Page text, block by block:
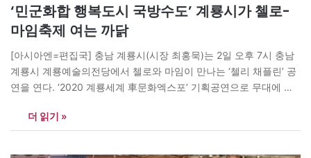
‘민군화합 행복도시 국방수도’ 계룡시가 첼로-
마임축제 여는 까닭
[아시아엔=편집국] 충남 계룡시(시장 최홍묵)는 2일 오후 7시 충남
계룡시 계룡예술의전당에서 첼로와 마임이 만나는 ‘첼리 채플린’ 공
연을 연다. ‘2020 계룡세계 車문화엑스포’ 기획공연으로 무대에 오
후원, 한국문화예술위원회가 주최한다. 주관은 한국문화예술회관연
합회, 서진예술기획이 맡았다. 이 작품은 ‘2018년 방방곡곡 민간예
더 읽기 »